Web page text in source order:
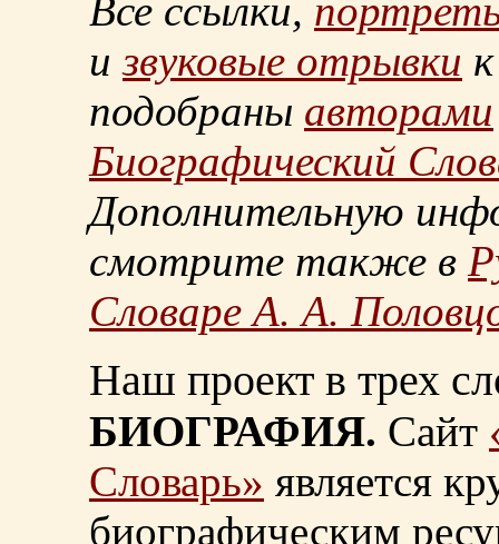
Все ссылки,
извуковые отрывки
подобраны авторами
Биографический
Дополнительную
смотрите также в
Словаре А. А.
Наш проект в трех
БИОГРАФИЯ. Сайт
Словарь» является
биографическим